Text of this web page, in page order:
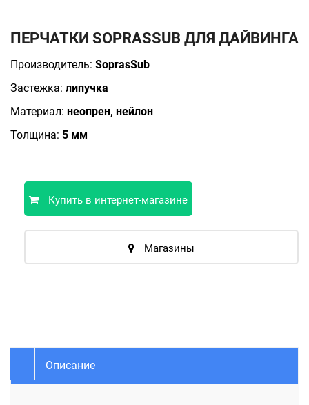
ПЕРЧАТКИ SOPRASSUB ДЛЯ ДАЙВИНГА
Производитель: SoprasSub
Застежка: липучка
Материал: неопрен, нейлон
Толщина: 5 мм
Купить в интернет-магазине
Магазины
Описание